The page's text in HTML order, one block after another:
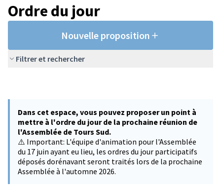
Ordre du jour
Nouvelle proposition
Filtrer et rechercher
Dans cet espace, vous pouvez proposer un point à
mettre à l'ordre du jour de la prochaine réunion de
l'Assemblée de Tours Sud.
⚠️ Important: L'équipe d'animation pour l'Assemblée
du 17 juin ayant eu lieu, les ordres du jour participatifs
déposés dorénavant seront traités lors de la prochaine
Assemblée à l'automne 2026.